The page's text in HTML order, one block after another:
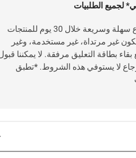
لجميع الطلبيات
خدمة إرجاع سهلة وسريعة خلال 30 يوم للمنتجات
غير مرتداة، غير مستخدمة، وغير
بطاقة التعليق مرفقة. لا يمكننا
لا يستوفي هذه الشروط. *تطبق